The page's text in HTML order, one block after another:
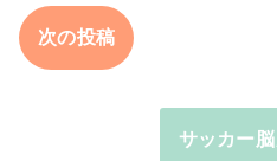
次の投稿
サッカー